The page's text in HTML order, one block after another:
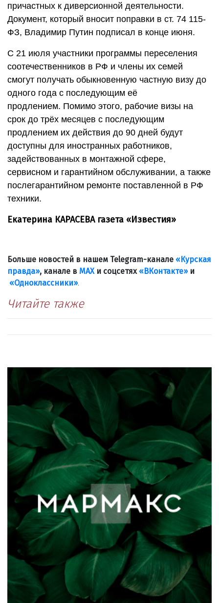
причастных к диверсионной деятельности.
Документ, который вносит поправки в ст. 74 115-
ФЗ, Владимир Путин подписал в конце июня.
С 21 июля участники программы переселения
соотечественников в РФ и члены их семей
смогут получать обыкновенную частную визу до
одного года с последующим её
продлением. Помимо этого, рабочие визы на
срок до трёх месяцев с последующим
продлением их действия до 90 дней будут
доступны для иностранных работников,
задействованных в монтажной сфере,
сервисном и гарантийном обслуживании, а также
послегарантийном ремонте поставленной в РФ
техники.
Екатерина КАРАСЕВА газета «Известия»
Больше новостей в нашем Telegram-канале «Курская
правда», канале в МАХи соцсетях «ВКонтакте»и
«Одноклассники».
Читайте также